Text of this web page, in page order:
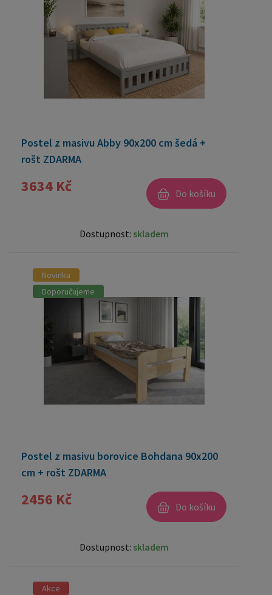
Postel z masivu Abby 90x200 cm šedá +
rošt ZDARMA
3634 Kč Do košíku
Dostupnost: skladem
Novinka
Doporučujeme
Postel z masivu borovice Bohdana 90x200
cm + rošt ZDARMA
2456 Kč Do košíku
Dostupnost: skladem
Akce